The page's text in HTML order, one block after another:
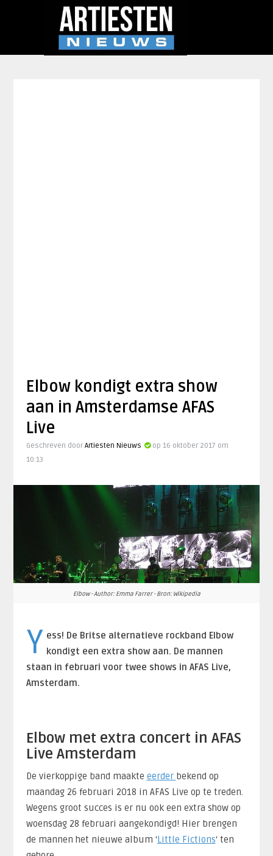
Elbow kondigt extra show
aan in Amsterdamse AFAS
Live
Geschreven door Artiesten Nieuws
op 16 oktober 2017 om
10:13
Elbow - Author: Emma Farrer - Bron: Wikipedia
Y ess! De Britse alternatieve rockband Elbow
kondigt een extra show aan. De mannen
staan in februari voor twee shows in AFAS Live,
Amsterdam.
Elbow met extra concert in AFAS
Live Amsterdam
De vierkoppige band maakte eerder bekend op
maandag 26 februari 2018 in AFAS Live op te treden.
Wegens groot succes is er nu ook een extra show op
woensdag 28 februari aangekondigd! Hier brengen
de mannen het nieuwe album ‘Little Fictions‘ ten